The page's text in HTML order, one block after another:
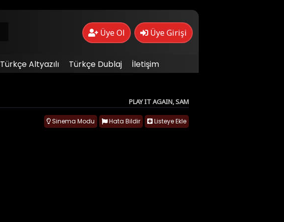
Üye Ol Üye Girişi
Türkçe Altyazılı Türkçe Dublaj İletişim
PLAY IT AGAIN, SAM
Listeye Ekle
Hata Bildir
Sinema Modu